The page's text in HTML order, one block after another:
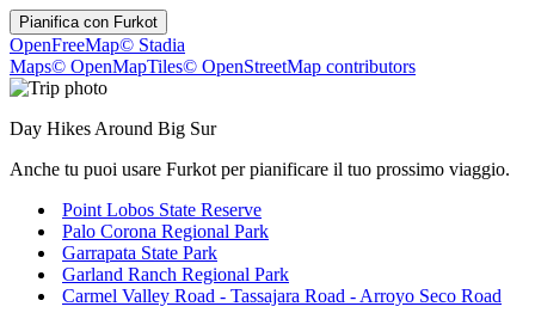
Pianifica con Furkot
OpenFreeMap© Stadia
Maps© OpenMapTiles© OpenStreetMap contributors
Day Hikes Around Big Sur
Anche tu puoi usare Furkot per pianificare il tuo prossimo viaggio.
Point Lobos State Reserve
Palo Corona Regional Park
Garrapata State Park
Garland Ranch Regional Park
Carmel Valley Road - Tassajara Road - Arroyo Seco Road